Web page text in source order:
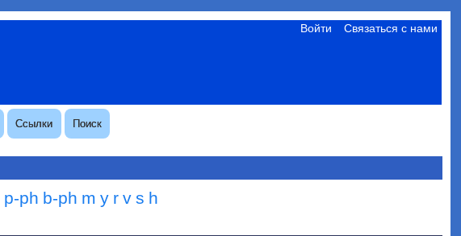
Войти Связаться с нами
Ссылки Поиск
p-ph b-ph m y r v s h